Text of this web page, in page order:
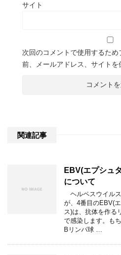
サイト
次回のコメントで使用するため
前、メールアドレス、サイトを
関連記事
EBV(エプシュ
について
ヘルペスウイル
が、4番目のEBV(
ス)は、抗体を作る
で感染します。も
Bリンパ球 …